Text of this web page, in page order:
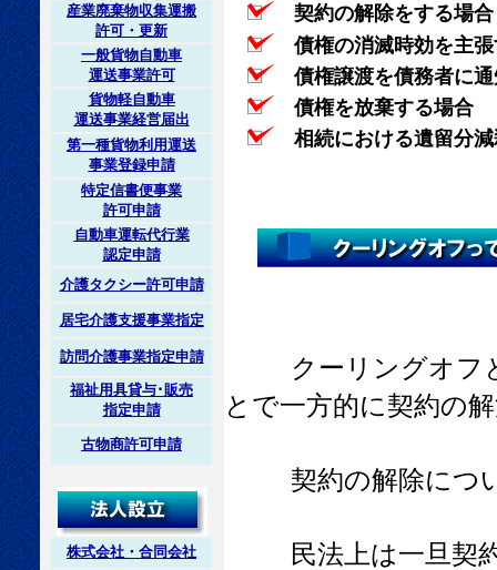
産業廃棄物収集運搬
許可・更新
一般貨物自動車
運送事業許可
貨物軽自動車
運送事業経営届出
第一種貨物利用運送
事業登録申請
特定信書便事業
許可申請
自動車運転代行業
認定申請
介護タクシー許可申請
居宅介護支援事業指定
訪問介護事業指定申請
福祉用具貸与･販売
指定申請
古物商許可申請
株式会社・合同会社
契約の解除をする場合
債権の消滅時効を主張
債権譲渡を債務者に通
債権を放棄する場合
相続における遺留分減
クーリングオフ
とで一方的に契約の
契約の解除につ
民法上は一旦契